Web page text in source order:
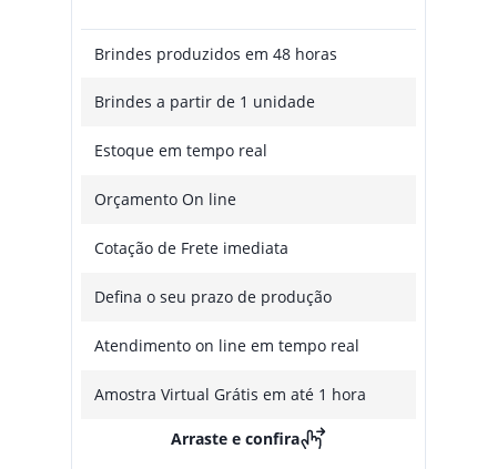
Brindes produzidos em 48 horas
Brindes a partir de 1 unidade
Estoque em tempo real
Orçamento On line
Cotação de Frete imediata
Defina o seu prazo de produção
Atendimento on line em tempo real
Amostra Virtual Grátis em até 1 hora
Arraste e confira